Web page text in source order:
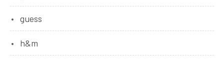
guess
h&m